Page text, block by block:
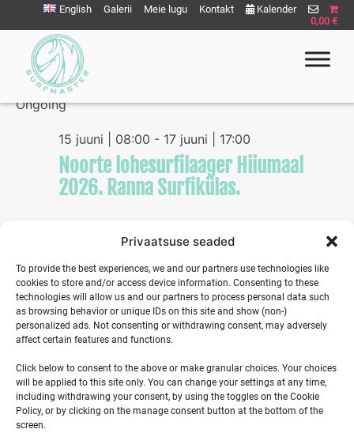
Privaatsuse seaded
To provide the best experiences, we and our partners use technologies like
cookies to store and/or access device information. Consenting to these
technologies will allow us and our partners to process personal data such
as browsing behavior or unique IDs on this site and show (non-)
personalized ads. Not consenting or withdrawing consent, may adversely
affect certain features and functions.
Click below to consent to the above or make granular choices. Your choices
will be applied to this site only. You can change your settings at any time,
including withdrawing your consent, by using the toggles on the Cookie
Policy, or by clicking on the manage consent button at the bottom of the
screen.
sisu
juurde
English Galerii Meie lugu Kontakt
Kalender
0,00 €
06/16/2026
Select
date.
Ongoing
15 juuni | 08:00 - 17 juuni | 17:00
Noorte lohesurfilaager Hiiumaal
2026. Ranna Surfikülas.